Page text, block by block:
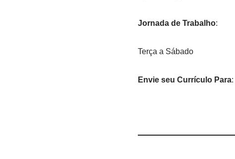
Jornada de Trabalho:
Terça a Sábado
Envie seu Currículo Para: